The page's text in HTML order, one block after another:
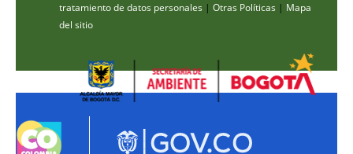
tratamiento de datos personales | Otras Políticas | Mapa
del sitio